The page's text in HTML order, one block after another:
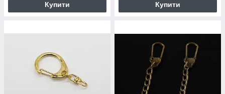
Купити Купити